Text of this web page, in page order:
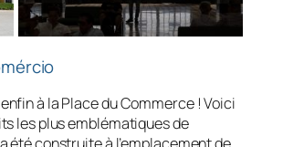
à la Place du Commerce ! Voici
les plus emblématiques de